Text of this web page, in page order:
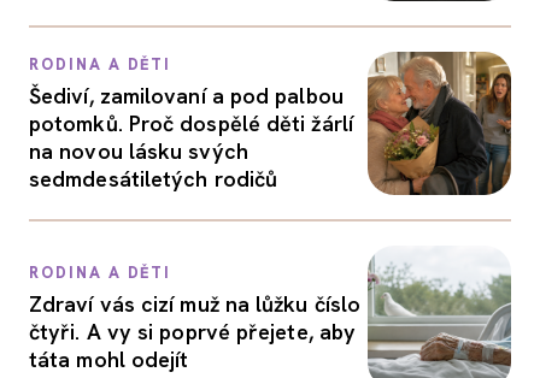
RODINA A DĚTI
Šediví, zamilovaní a pod palbou
potomků. Proč dospělé děti žárlí
na novou lásku svých
sedmdesátiletých rodičů
RODINA A DĚTI
Zdraví vás cizí muž na lůžku číslo
čtyři. A vy si poprvé přejete, aby
táta mohl odejít